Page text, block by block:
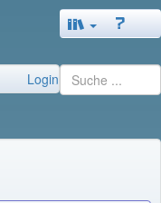
Login